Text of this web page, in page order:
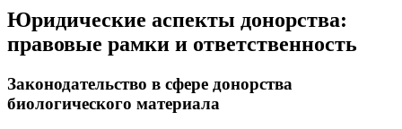
Юридические аспекты донорства:
правовые рамки и ответственность
Законодательство в сфере донорства
биологического материала